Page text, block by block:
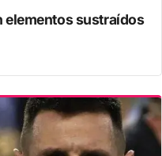
elementos sustraídos